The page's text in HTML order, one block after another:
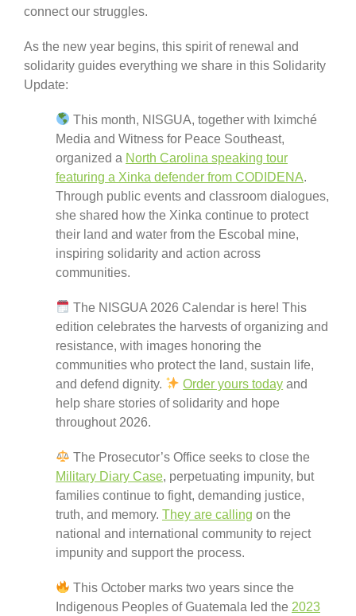
connect our struggles.
As the new year begins, this spirit of renewal and
solidarity guides everything we share in this Solidarity
Update:
This month, NISGUA, together with Iximché
Media and Witness for Peace Southeast,
organized a North Carolina speaking tour
featuring a Xinka defender from CODIDENA.
Through public events and classroom dialogues,
she shared how the Xinka continue to protect
their land and water from the Escobal mine,
inspiring solidarity and action across
communities.
The NISGUA 2026 Calendar is here! This
edition celebrates the harvests of organizing and
resistance, with images honoring the
communities who protect the land, sustain life,
and defend dignity.
Order yours today and
help share stories of solidarity and hope
throughout 2026.
The Prosecutor’s Office seeks to close the
Military Diary Case, perpetuating impunity, but
families continue to fight, demanding justice,
truth, and memory. They are calling on the
national and international community to reject
impunity and support the process.
This October marks two years since the
Indigenous Peoples of Guatemala led the 2023